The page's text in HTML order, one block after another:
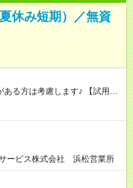
休み短期）／無資
は考慮します♪ 【試用期
：3ヶ月 雇用形態、給与は本
ービス株式会社 浜松営業所